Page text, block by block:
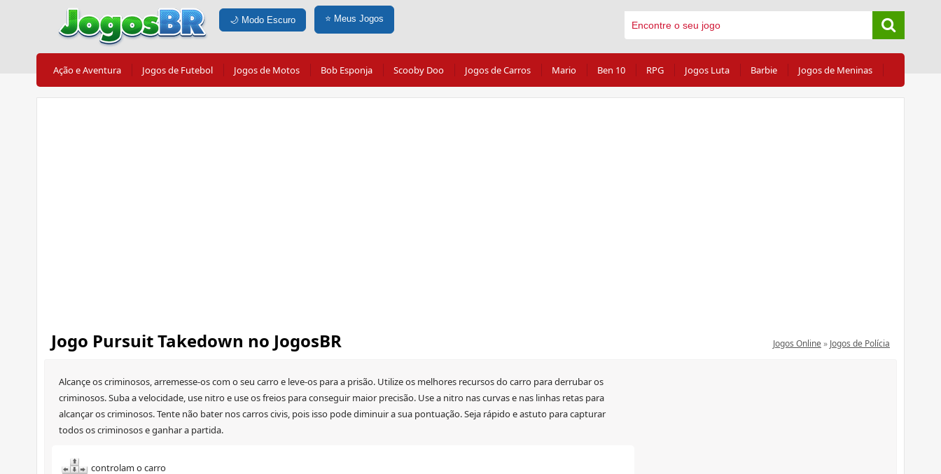
🌙 Modo Escuro ⭐ Meus Jogos
Ação e Aventura Jogos de Futebol Jogos de Motos Bob Esponja Scooby Doo Jogos de Carros Mario Ben 10 RPG Jogos Luta Barbie Jogos de Meninas
Jogo Pursuit Takedown no JogosBR Jogos Online» Jogos de Polícia
Alcançe os criminosos, arremesse-os com o seu carro e leve-os para a prisão. Utilize os melhores recursos do carro para derrubar os
criminosos. Suba a velocidade, use nitro e use os freios para conseguir maior precisão. Use a nitro nas curvas e nas linhas retas para
alcançar os criminosos. Tente não bater nos carros civis, pois isso pode diminuir a sua pontuação. Seja rápido e astuto para capturar
todos os criminosos e ganhar a partida.
controlam o carro